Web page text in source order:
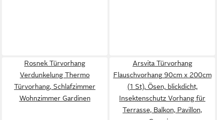
Rosnek Türvorhang
Verdunkelung Thermo
Türvorhang, Schlafzimmer
Wohnzimmer Gardinen
Arsvita Türvorhang
Flauschvorhang 90cm x 200cm
(1 St), Ösen, blickdicht,
Insektenschutz Vorhang für
Terrasse, Balkon, Pavillon,